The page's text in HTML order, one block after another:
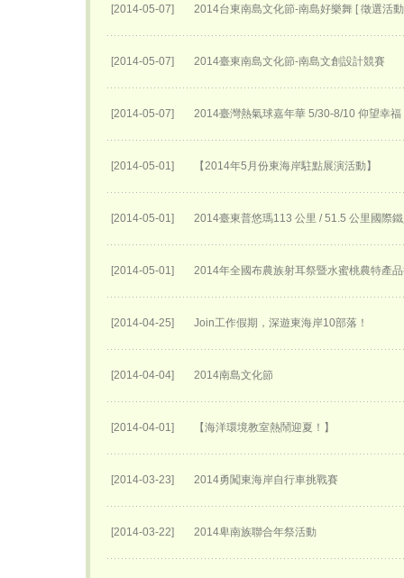
[2014-05-07] 2014台東南島文化節-南島好樂舞 [ 徵選活
[2014-05-07] 2014臺東南島文化節-南島文創設計競賽
[2014-05-07] 2014臺灣熱氣球嘉年華 5/30-8/10 仰望幸福
[2014-05-01] 【2014年5月份東海岸駐點展演活動】
[2014-05-01] 2014臺東普悠瑪113 公里 / 51.5 公里國際
[2014-05-01] 2014年全國布農族射耳祭暨水蜜桃農特產
[2014-04-25] Join工作假期，深遊東海岸10部落！
[2014-04-04] 2014南島文化節
[2014-04-01] 【海洋環境教室熱鬧迎夏！】
[2014-03-23] 2014勇闖東海岸自行車挑戰賽
[2014-03-22] 2014卑南族聯合年祭活動